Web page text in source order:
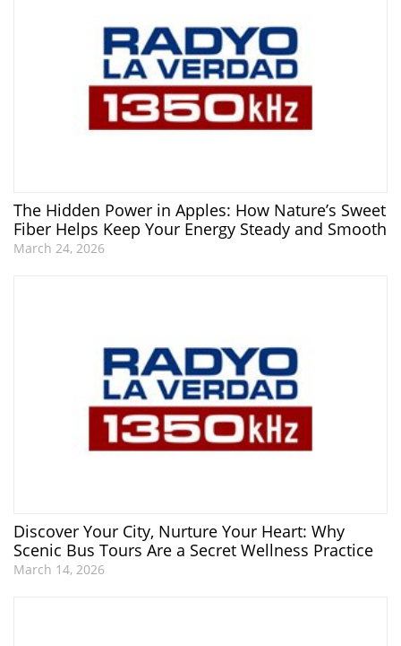
The Hidden Power in Apples: How Nature’s Sweet
Fiber Helps Keep Your Energy Steady and Smooth
March 24, 2026
Discover Your City, Nurture Your Heart: Why
Scenic Bus Tours Are a Secret Wellness Practice
March 14, 2026